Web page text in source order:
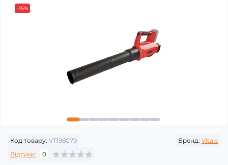
-15%
Код товару: VT196079 Бренд: Vitals
Відгуки:
0